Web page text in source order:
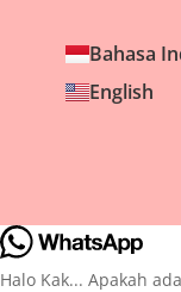
Bahasa
English
Halo Kak... Apakah